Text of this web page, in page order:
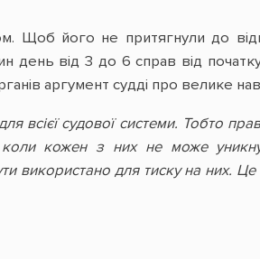
Щоб його не притягнули до
день від 3 до 6 справ від
аргумент судді про велике
судової системи. Тобто
кожен з них не може
використано для тиску на них.